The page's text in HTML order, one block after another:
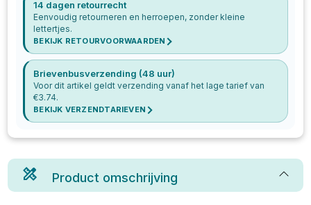
14 dagen retourrecht
Eenvoudig retourneren en herroepen, zonder kleine
lettertjes.
BEKIJK RETOURVOORWAARDEN
Brievenbusverzending (48 uur)
Voor dit artikel geldt verzending vanaf het lage tarief van
€3.74.
BEKIJK VERZENDTARIEVEN
Product omschrijving